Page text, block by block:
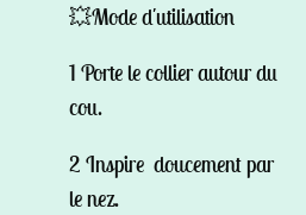
💥Mode d'utilisation
1 Porte le collier autour du
cou.
2 Inspire doucement par
le nez.